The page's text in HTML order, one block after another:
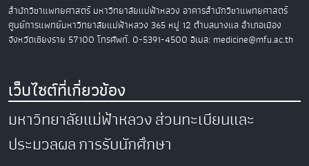
สำนักวิชาแพทยศาสตร์ มหาวิทยาลัยแม่ฟ้าหลวง อาคารสำนักวิชาแพทยศาสตร์
ศูนย์การแพทย์มหาวิทยาลัยแม่ฟ้าหลวง 365 หมู่ 12 ตำบลนางแล อำเภอเมือง
จังหวัดเชียงราย 57100 โทรศัพท์. 0-5391-4500 อีเมล: medicine@mfu.ac.th
เว็บไซต์ที่เกี่ยวข้อง
มหาวิทยาลัยแม่ฟ้าหลวงส่วนทะเบียนและ
ประมวลผลการรับนักศึกษา